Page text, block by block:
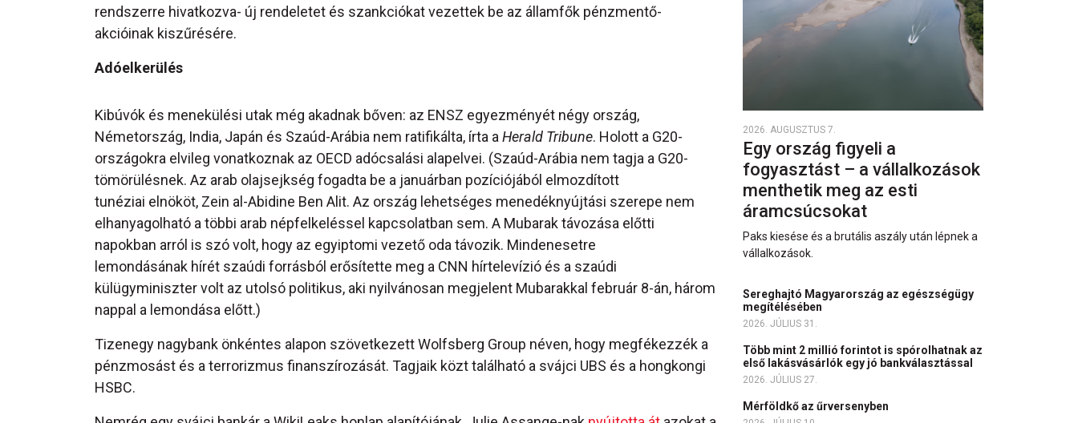
rendszerre hivatkozva- új rendeletet és szankciókat vezettek be az államfők pénzmentő-
akcióinak kiszűrésére.
Adóelkerülés
Kibúvók és menekülési utak még akadnak bőven: az ENSZ egyezményét négy ország,
Németország, India, Japán és Szaúd-Arábia nem ratifikálta, írta aHerald Tribune. Holott a G20-
országokra elvileg vonatkoznak az OECD adócsalási alapelvei. (Szaúd-Arábia nem tagja a G20-
tömörülésnek. Az arab olajsejkség fogadta be a januárban pozíciójából elmozdított
tunéziai elnököt, Zein al-Abidine Ben Alit. Az ország lehetséges menedéknyújtási szerepe nem
elhanyagolható a többi arab népfelkeléssel kapcsolatban sem. A Mubarak távozása előtti
napokban arról is szó volt, hogy az egyiptomi vezető oda távozik. Mindenesetre
lemondásának hírét szaúdi forrásból erősítette meg a CNN hírtelevízió és a szaúdi
külügyminiszter volt az utolsó politikus, aki nyilvánosan megjelent Mubarakkal február 8-án, három
nappal a lemondása előtt.)
Tizenegy nagybank önkéntes alapon szövetkezett Wolfsberg Group néven, hogy megfékezzék a
pénzmosást és a terrorizmus finanszírozását. Tagjaik közt található a svájci UBS és a hongkongi
HSBC.
2026. AUGUSZTUS 7.
Egy ország figyeli a
fogyasztást – a vállalkozások
menthetik meg az esti
áramcsúcsokat
Paks kiesése és a brutális aszály után lépnek a
vállalkozások.
Sereghajtó Magyarország az egészségügy
megítélésében
2026. JÚLIUS 31.
Több mint 2 millió forintot is spórolhatnak az
első lakásvásárlók egy jó bankválasztással
2026. JÚLIUS 27.
Mérföldkő az űrversenyben